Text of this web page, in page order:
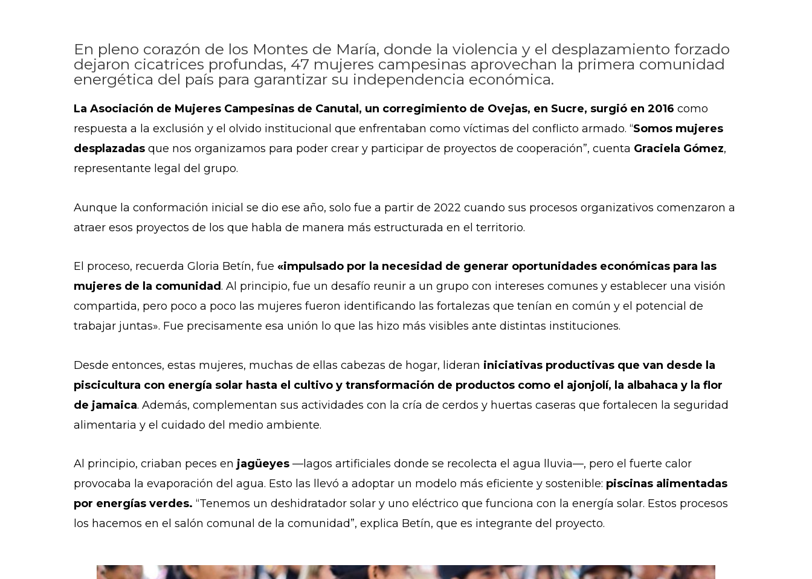
En pleno corazón de los Montes de María, donde la violencia y el desplazamiento forzado
dejaron cicatrices profundas, 47 mujeres campesinas aprovechan la primera comunidad
energética del país para garantizar su independencia económica.
La Asociación de Mujeres Campesinas de Canutal, un corregimiento de Ovejas, en Sucre, surgió en 2016 como
respuesta a la exclusión y el olvido institucional que enfrentaban como víctimas del conflicto armado. “Somos mujeres
desplazadas que nos organizamos para poder crear y participar de proyectos de cooperación”, cuenta Graciela Gómez,
representante legal del grupo.
Aunque la conformación inicial se dio ese año, solo fue a partir de 2022 cuando sus procesos organizativos comenzaron a
atraer esos proyectos de los que habla de manera más estructurada en el territorio.
El proceso, recuerda Gloria Betín, fue «impulsado por la necesidad de generar oportunidades económicas para las
mujeres de la comunidad. Al principio, fue un desafío reunir a un grupo con intereses comunes y establecer una visión
compartida, pero poco a poco las mujeres fueron identificando las fortalezas que tenían en común y el potencial de
trabajar juntas». Fue precisamente esa unión lo que las hizo más visibles ante distintas instituciones.
Desde entonces, estas mujeres, muchas de ellas cabezas de hogar, lideran iniciativas productivas que van desde la
piscicultura con energía solar hasta el cultivo y transformación de productos como el ajonjolí, la albahaca y la flor
de jamaica. Además, complementan sus actividades con la cría de cerdos y huertas caseras que fortalecen la seguridad
alimentaria y el cuidado del medio ambiente.
Al principio, criaban peces en jagüeyes —lagos artificiales donde se recolecta el agua lluvia—, pero el fuerte calor
provocaba la evaporación del agua. Esto las llevó a adoptar un modelo más eficiente y sostenible: piscinas alimentadas
por energías verdes. “Tenemos un deshidratador solar y uno eléctrico que funciona con la energía solar. Estos procesos
los hacemos en el salón comunal de la comunidad”, explica Betín, que es integrante del proyecto.